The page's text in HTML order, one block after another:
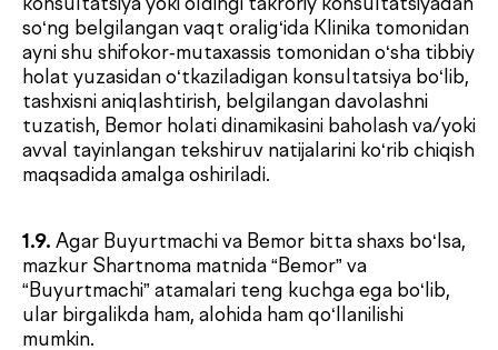
2.4.Tibbiy ko‘rsatmalarga ko‘ra, Bemor
(Buyurtmachi) bilan oldindan kelishmasdan,
hollarda, davolovchi shifokor Bemor
(Buyurtmachi)ga ko‘rsatiladigan tibbiy xizmatlar
ro‘yxatini kengaytirish zarurligi to‘g‘risida qaror
qabul qilishi mumkin. Bunday xizmatlar uchun
to‘lov Bemor (Buyurtmachi) tomonidan mazkur
Shartnomaning 4.2-bandiga muvofiq to‘liq hajmda
2.3.Tibbiy xizmatlar ro‘yxati shifokor yo‘llanmasida
ko‘rsatiladi yoki Buyurtmachi tomonidan mustaqil
ravishda belgilanadi. Bemor uchun Klinika
tomonidan ko‘rsatiladigan tibbiy xizmatlar qiymati
Klinika tomonidan tasdiqlangan xizmatlar nomi va
narxlariga muvofiq, amaldagi Prays-list asosida
belgilanadi.